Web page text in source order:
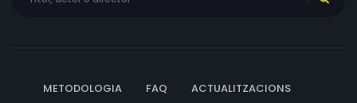
METODOLOGIA FAQ
ACTUALITZACIONS